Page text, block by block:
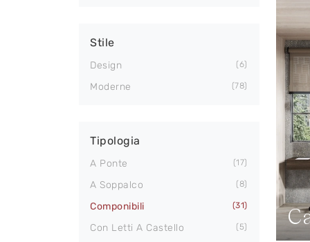
Stile
Design 6
Moderne 78
Tipologia
A Ponte 17
A Soppalco 8
Componibili 31
Con Letti A Castello 5